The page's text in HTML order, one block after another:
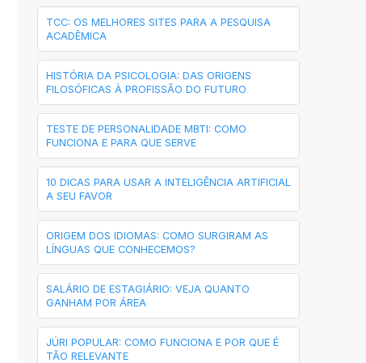
TCC: OS MELHORES SITES PARA A PESQUISA
ACADÊMICA
HISTÓRIA DA PSICOLOGIA: DAS ORIGENS
FILOSÓFICAS À PROFISSÃO DO FUTURO
TESTE DE PERSONALIDADE MBTI: COMO
FUNCIONA E PARA QUE SERVE
10 DICAS PARA USAR A INTELIGÊNCIA ARTIFICIAL
A SEU FAVOR
ORIGEM DOS IDIOMAS: COMO SURGIRAM AS
LÍNGUAS QUE CONHECEMOS?
SALÁRIO DE ESTAGIÁRIO: VEJA QUANTO
GANHAM POR ÁREA
JÚRI POPULAR: COMO FUNCIONA E POR QUE É
TÃO RELEVANTE